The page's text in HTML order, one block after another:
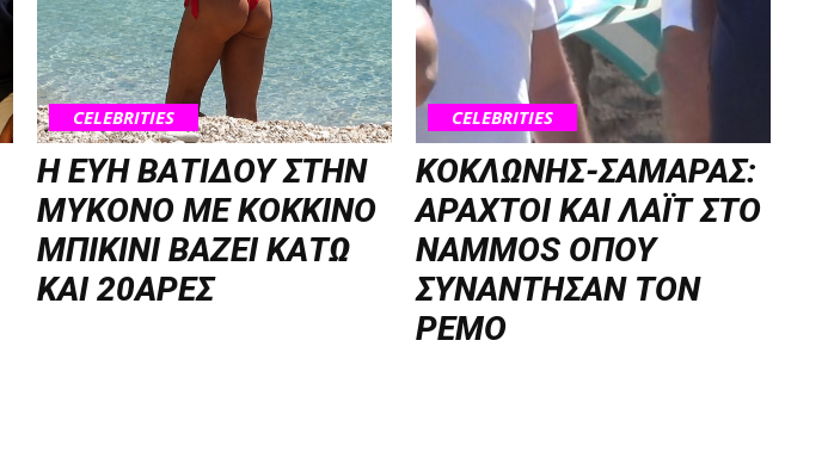
CELEBRITIES
Η ΕΥΗ ΒΑΤΙΔΟΥ ΣΤΗΝ
ΜΥΚΟΝΟ ΜΕ ΚΟΚΚΙΝΟ
ΜΠΙΚΙΝΙ ΒΑΖΕΙ ΚΑΤΩ
ΚΑΙ 20ΑΡΕΣ
CELEBRITIES
ΚΟΚΛΩΝΗΣ-ΣΑΜΑΡΑΣ:
ΑΡΑΧΤΟΙ ΚΑΙ ΛΑΪΤ ΣΤΟ
NAMMOS ΟΠΟΥ
ΣΥΝΑΝΤΗΣΑΝ ΤΟΝ
ΡΕΜΟ